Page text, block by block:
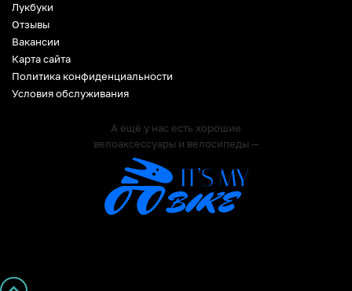
Лукбуки
Отзывы
Вакансии
Карта сайта
Политика конфиденциальности
Условия обслуживания
А ещё у нас есть хорошие
велоаксессуары и велосипеды —